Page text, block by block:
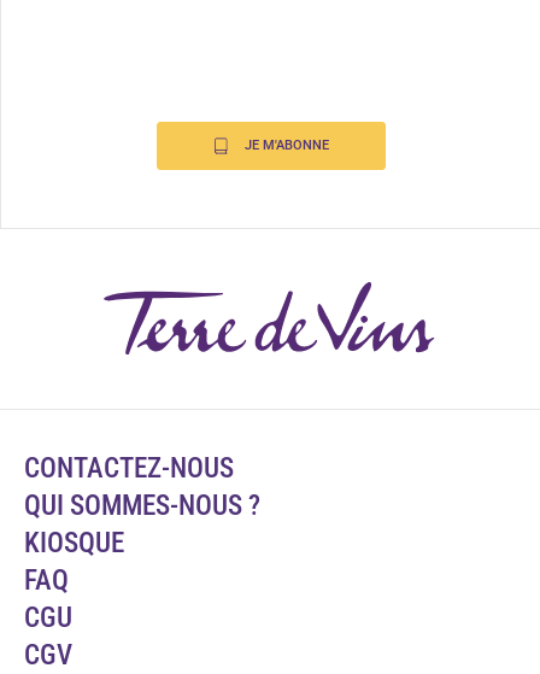
JE M'ABONNE
CONTACTEZ-NOUS
QUI SOMMES-NOUS ?
KIOSQUE
FAQ
CGU
CGV